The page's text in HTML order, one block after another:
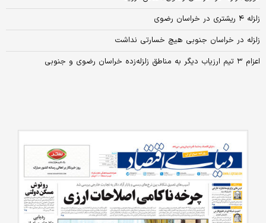
زلزله‌ ۴ ریشتری در خراسان رضوی
زلزله در خراسان جنوبی هیچ خسارتی نداشت
اعزام ۳ تیم ارزیاب دیگر به مناطق زلزله‌زده خراسان رضوی و جنوبی